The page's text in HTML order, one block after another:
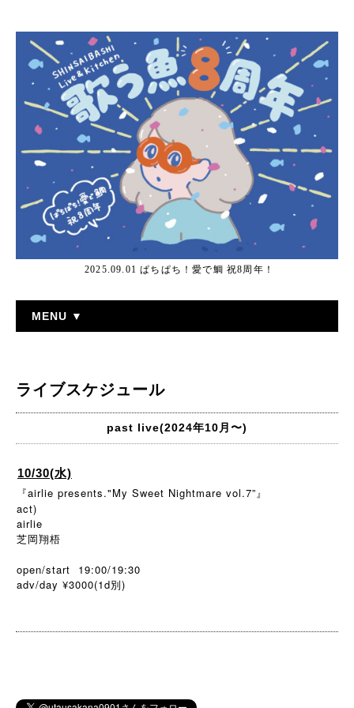
2025.09.01 ぱちぱち！愛で鯛 祝8周年！
MENU ▼
ライブスケジュール
past live(2024年10月〜)
10/30(水)
『airlie presents."My Sweet Nightmare vol.7”』
act)
airlie
芝岡翔梧
open/start 19:00/19:30
adv/day ¥3000(1d別 )